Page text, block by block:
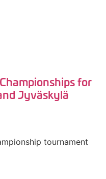
for
Jyväskylä
tournament